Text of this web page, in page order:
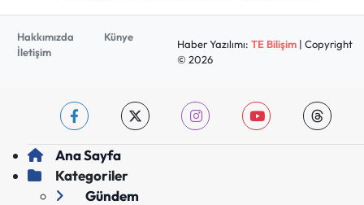
Hakkımızda
Künye
İletişim
Haber Yazılımı: TE Bilişim| Copyright
© 2026
Ana Sayfa
Kategoriler
Gündem